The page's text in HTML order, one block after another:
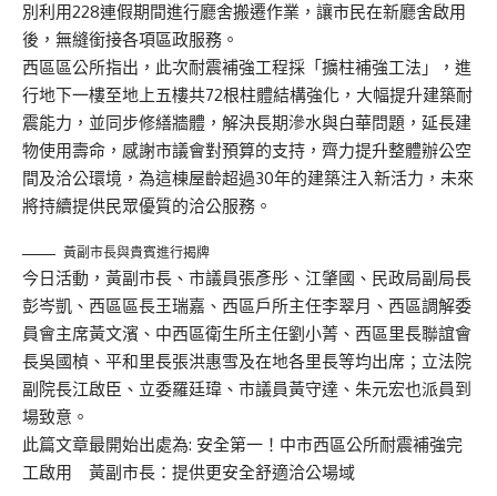
別利用228連假期間進行廳舍搬遷作業，讓市民在新廳舍啟用
後，無縫銜接各項區政服務。
西區區公所指出，此次耐震補強工程採「擴柱補強工法」，進
行地下一樓至地上五樓共72根柱體結構強化，大幅提升建築耐
震能力，並同步修繕牆體，解決長期滲水與白華問題，延長建
物使用壽命，感謝市議會對預算的支持，齊力提升整體辦公空
間及洽公環境，為這棟屋齡超過30年的建築注入新活力，未來
將持續提供民眾優質的洽公服務。
黃副市長與貴賓進行揭牌
今日活動，黃副市長、市議員張彥彤、江肇國、民政局副局長
彭岑凱、西區區長王瑞嘉、西區戶所主任李翠月、西區調解委
員會主席黃文濱、中西區衛生所主任劉小菁、西區里長聯誼會
長吳國楨、平和里長張洪惠雪及在地各里長等均出席；立法院
副院長江啟臣、立委羅廷瑋、市議員黃守達、朱元宏也派員到
場致意。
此篇文章最開始出處為: 安全第一！中市西區公所耐震補強完
工啟用 黃副市長：提供更安全舒適洽公場域